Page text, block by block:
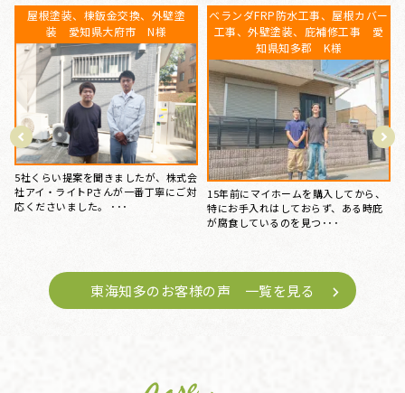
屋根葺き替え工事 瓦屋根から金
属屋根へ 雨漏り修理 愛知県常
滑市 S様
台風のあと、雨の日に雨漏りして、ホ
ームページで探して電話しました。 見
屋根塗装、棟鈑金交換、外壁塗
装 愛知県大府市 N様
5社くらい提案を聞きましたが、株式会
社アイ・ライトPさんが一番丁寧にご対
応くださいました。 ･･･
東海知多のお客様の声 一覧を見る